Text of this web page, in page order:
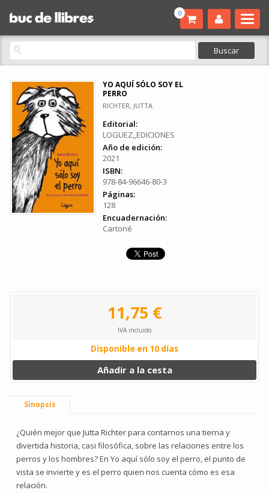
0
YO AQUÍ SÓLO SOY EL
PERRO
RICHTER, JUTTA
Editorial:
LOGUEZ,,EDICIONES
Año de edición:
2021
ISBN:
978-84-96646-80-3
Páginas:
128
Encuadernación:
Cartoné
11,75 €
IVA incluido
Disponible en 10 días
Añadir a la cesta
Sinopsis
¿Quién mejor que Jutta Richter para contarnos una tierna y
divertida historia, casi filosófica, sobre las relaciones entre los
perros y los hombres? En Yo aquí sólo soy el perro, el punto de
vista se invierte y es el perro quien nos cuenta cómo es esa
relación.